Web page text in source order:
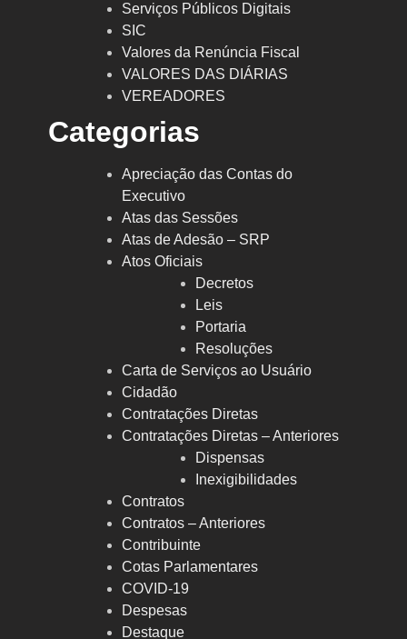
Serviços Públicos Digitais
SIC
Valores da Renúncia Fiscal
VALORES DAS DIÁRIAS
VEREADORES
Categorias
Apreciação das Contas do
Executivo
Atas das Sessões
Atas de Adesão – SRP
Atos Oficiais
Decretos
Leis
Portaria
Resoluções
Carta de Serviços ao Usuário
Cidadão
Contratações Diretas
Contratações Diretas – Anteriores
Dispensas
Inexigibilidades
Contratos
Contratos – Anteriores
Contribuinte
Cotas Parlamentares
COVID-19
Despesas
Destaque